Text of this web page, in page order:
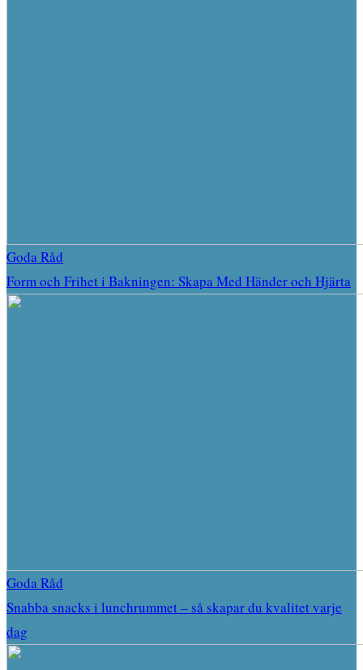
Goda Råd
Form och Frihet i Bakningen: Skapa Med Händer och Hjärta
Goda Råd
Snabba snacks i lunchrummet – så skapar du kvalitet varje
dag